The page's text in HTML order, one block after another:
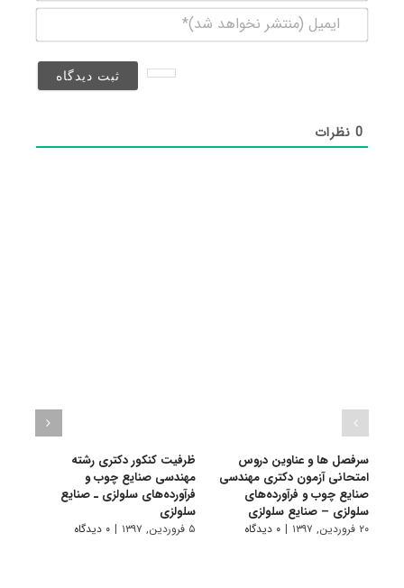
(منتشر
0نظرات
سرفصل ها و عناوین دروس
امتحانی آزمون دکتری مهندسی
صنایع چوب و فرآورده‌های
سلولزی – صنایع سلولزی
۲۰ فروردین, ۱۳۹۷ | ۰ دیدگاه
ظرفیت کنکور دکتری رشته
ﻣﻬﻨﺪسی صنایع چوب و
فرآورده‌های سلولزی ـ صنایع
سلولزی
۵ فروردین, ۱۳۹۷ | ۰ دیدگاه